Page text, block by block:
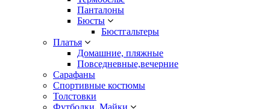
Панталоны
Бюсты
Бюстгальтеры
Платья
Домашние, пляжные
Повседневные,вечерние
Сарафаны
Спортивные костюмы
Толстовки
Футболки, Майки